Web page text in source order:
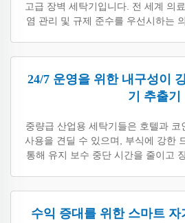
고급 장벽 세탁기입니다. 전 세계 의
염 관리 및 규제 준수를 우선시하는
24/7 운영을 위한 내구성이
기 추출기
중량급 산업용 세탁기들은 호텔과 코
사용을 견딜 수 있으며, 부식에 강한
통해 유지 보수 중단 시간을 줄이고
수익 증대를 위한 스마트 자